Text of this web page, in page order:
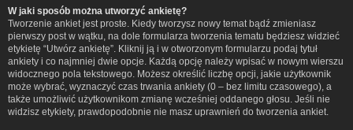
W jaki sposób można utworzyć ankietę?
Tworzenie ankiet jest proste. Kiedy tworzysz nowy temat bądź zmieniasz
pierwszy post w wątku, na dole formularza tworzenia tematu będziesz widzieć
etykietę “Utwórz ankietę”. Kliknij ją i w otworzonym formularzu podaj tytuł
ankiety i co najmniej dwie opcje. Każdą opcję należy wpisać w nowym wierszu
widocznego pola tekstowego. Możesz określić liczbę opcji, jakie użytkownik
może wybrać, wyznaczyć czas trwania ankiety (0 – bez limitu czasowego), a
także umożliwić użytkownikom zmianę wcześniej oddanego głosu. Jeśli nie
widzisz etykiety, prawdopodobnie nie masz uprawnień do tworzenia ankiet.